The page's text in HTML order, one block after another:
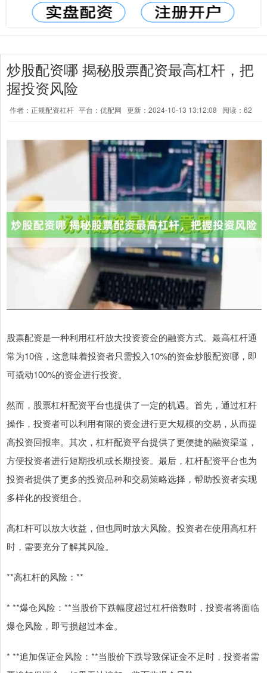
炒股配资哪 揭秘股票配资最高杠杆，把
握投资风险
作者：正规配资杠杆 平台：优配网 更新：2024-10-13 13:12:08 阅读：62
股票配资是一种利用杠杆放大投资资金的融资方式。最高杠杆通
常为10倍，这意味着投资者只需投入10%的资金炒股配资哪，即
可撬动100%的资金进行投资。
然而，股票杠杆配资平台也提供了一定的机遇。首先，通过杠杆
操作，投资者可以利用有限的资金进行更大规模的交易，从而提
高投资回报率。其次，杠杆配资平台提供了更便捷的融资渠道，
方便投资者进行短期投机或长期投资。最后，杠杆配资平台也为
投资者提供了更多的投资品种和交易策略选择，帮助投资者实现
多样化的投资组合。
高杠杆可以放大收益，但也同时放大风险。投资者在使用高杠杆
时，需要充分了解其风险。
**高杠杆的风险：**
* **爆仓风险：**当股价下跌幅度超过杠杆倍数时，投资者将面临
爆仓风险，即亏损超过本金。
* **追加保证金风险：**当股价下跌导致保证金不足时，投资者需